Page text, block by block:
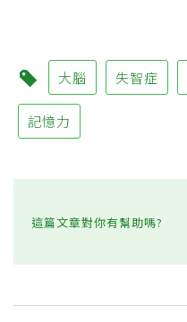
大腦 失智症
記憶力
這篇文章對你有幫助嗎?